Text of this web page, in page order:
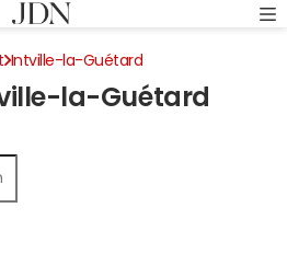
Intville-la-Guétard
la-Guétard